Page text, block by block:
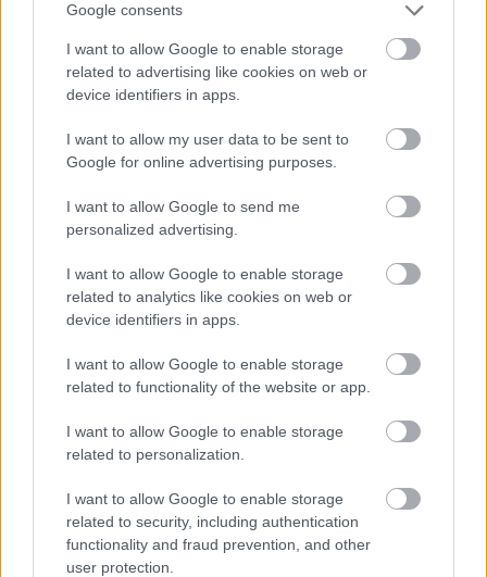
Google consents
I want to allow Google to enable storage
related to advertising like cookies on web or
device identifiers in apps.
I want to allow my user data to be sent to
Google for online advertising purposes.
I want to allow Google to send me
personalized advertising.
I want to allow Google to enable storage
related to analytics like cookies on web or
device identifiers in apps.
I want to allow Google to enable storage
related to functionality of the website or app.
I want to allow Google to enable storage
related to personalization.
I want to allow Google to enable storage
related to security, including authentication
functionality and fraud prevention, and other
user protection.
Amerikai felderítő és orosz vadászgép ütközött
össze a tenger felett
2023.03.15. Kiss Lajos
a Fekete-tenger felett,
de mindkét fél
egyelőre igen
szűkszavúan
semmiképpen sem
szerencsés ütközést.
Kedden egy orosz Szu-27-es vadászgép nekiütközött az
amerikai hadsereg fegyvertelen felderítő drónjának a Fekete-
tenger felett, amitől a drón a vízbe zuhant. Az amerikai
a nemzetközi légtérben, amikor két orosz gép megpróbálta
elfogni. Szerintük az ütközés az oroszok szakszerűtlen lépése
miatt történt. Az összecsapás azzal kezdődött, hogy a Szu-27-
es vadászgépek „vakmerő, környezetvédelmi szempontból
nem megfelelő és szakszerűtlen módon” üzemanyagot dobtak
a drónra. Az incidensről…